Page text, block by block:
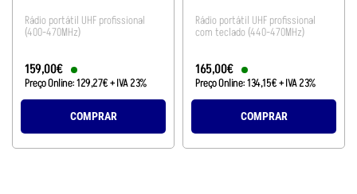
Rádio portátil UHF profissional
(400-470MHz)
159,00€
Preço Online:129,27€+ IVA 23%
COMPRAR
Rádio portátil UHF profissional
com teclado (440-470MHz)
165,00€
Preço Online:134,15€+ IVA 23%
COMPRAR